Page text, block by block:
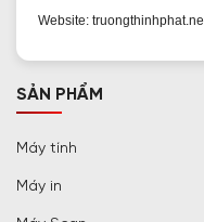
Website:
SẢN PHẨM
Máy tính
Máy in